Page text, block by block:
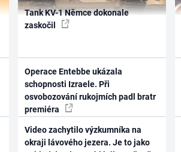
Tank KV-1 Němce dokonale
zaskočil
Operace Entebbe ukázala
schopnosti Izraele. Při
osvobozování rukojmích padl bratr
premiéra
Video zachytilo výzkumníka na
okraji lávového jezera. Je to jako